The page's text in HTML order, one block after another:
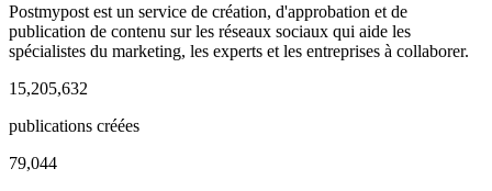
Postmypost est un service de création, d'approbation et de
publication de contenu sur les réseaux sociaux qui aide les
spécialistes du marketing, les experts et les entreprises à collaborer.
15,205,632
publications créées
79,044